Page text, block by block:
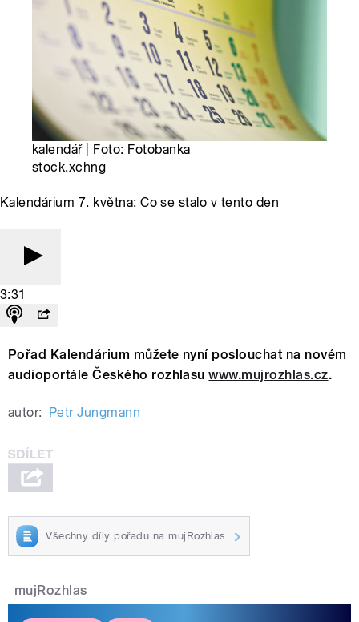
kalendář | Foto: Fotobanka
stock.xchng
Kalendárium 7. května: Co se stalo v tento den
3:31
Pořad Kalendárium můžete nyní poslouchat na novém
audioportále Českého rozhlasuwww.mujrozhlas.cz.
autor: Petr Jungmann
Všechny díly pořadu na mujRozhlas
mujRozhlas